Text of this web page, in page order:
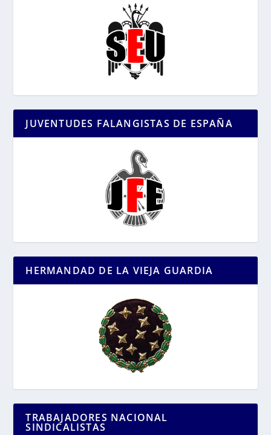
JUVENTUDES FALANGISTAS DE ESPAÑA
HERMANDAD DE LA VIEJA GUARDIA
TRABAJADORES NACIONAL
SINDICALISTAS